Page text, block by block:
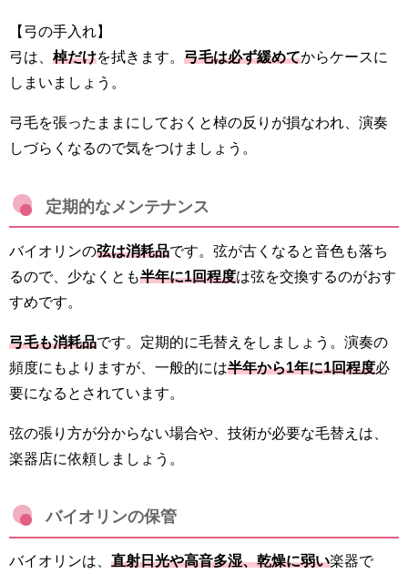
【弓の手入れ】
弓は、 棹だけを拭きます。 弓毛は必ず緩めてからケースに
しまいましょう。
弓毛を張ったままにしておくと棹の反りが損なわれ、演奏
しづらくなるので気をつけましょう。
定期的なメンテナンス
バイオリンの弦は消耗品です。弦が古くなると音色も落ち
るので、少なくとも半年に1回程度は弦を交換するのがおす
すめです。
弓毛も消耗品です。定期的に毛替えをしましょう。演奏の
頻度にもよりますが、一般的には半年から1年に1回程度必
要になるとされています。
弦の張り方が分からない場合や、技術が必要な毛替えは、
楽器店に依頼しましょう。
バイオリンの保管
バイオリンは、 直射日光や高音多湿、乾燥に弱い楽器で